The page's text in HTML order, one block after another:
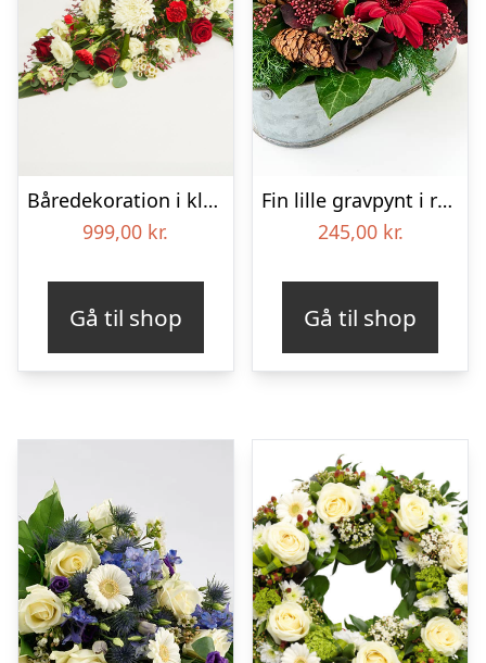
Båredekoration i klassisk stil – rød og hvid
999,00 kr.
Gå til shop
Fin lille gravpynt i rød, floristens valg – Blomster til begravelse
245,00 kr.
Gå til shop